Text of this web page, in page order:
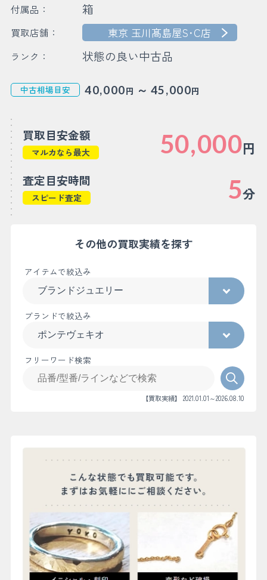
付属品： 箱
買取店舗： 東京 玉川髙島屋S･C店
ランク： 状態の良い中古品
中古相場目安 40,000円 ～ 45,000円
買取目安金額
マルカなら最大 50,000円
査定目安時間
スピード査定 5分
その他の買取実績を探す
アイテムで絞込み
ブランドで絞込み
フリーワード検索
【買取実績】 2021.01.01～2026.08.10